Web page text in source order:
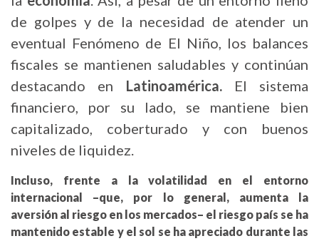
de golpes y de la necesidad de atender un
eventual Fenómeno de El Niño, los balances
fiscales se mantienen saludables y continúan
destacando en Latinoamérica.El sistema
financiero, por su lado, se mantiene bien
capitalizado, coberturado y con buenos
niveles de liquidez.
Incluso, frente a la volatilidad en el entorno
internacional –que, por lo general, aumenta la
aversión al riesgo en los mercados– el riesgo país se ha
mantenido estable y el sol se ha apreciado durante las